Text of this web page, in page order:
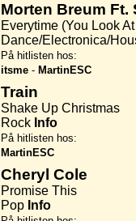
Morten Breum Ft.
Everytime (You Look
Dance/Electronica/
På hitlisten hos:
itsme - MartinESC
Train
Shake Up Christmas
Rock Info
På hitlisten hos:
MartinESC
Cheryl Cole
Promise This
Pop Info